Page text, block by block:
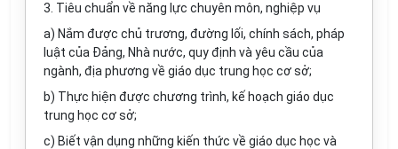
3. Tiêu chuẩn về năng lực chuyên môn, nghiệp vụ
a) Nắm được chủ trương, đường lối, chính sách, pháp
luật của Đảng, Nhà nước, quy định và yêu cầu của
ngành, địa phương về giáo dục trung học cơ sở;
b) Thực hiện được chương trình, kế hoạch giáo dục
trung học cơ sở;
c) Biết vận dụng những kiến thức về giáo dục học và